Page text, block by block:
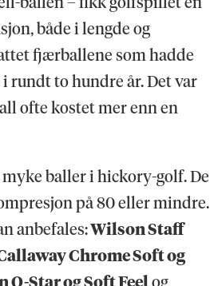
både i lengde og
fjærballene som hadde
rundt to hundre år. Det var
ofte kostet mer enn en
baller i hickory-golf. De
på 80 eller mindre.
anbefales:Wilson Staff
Chrome Soft og
Star og Soft Feel og